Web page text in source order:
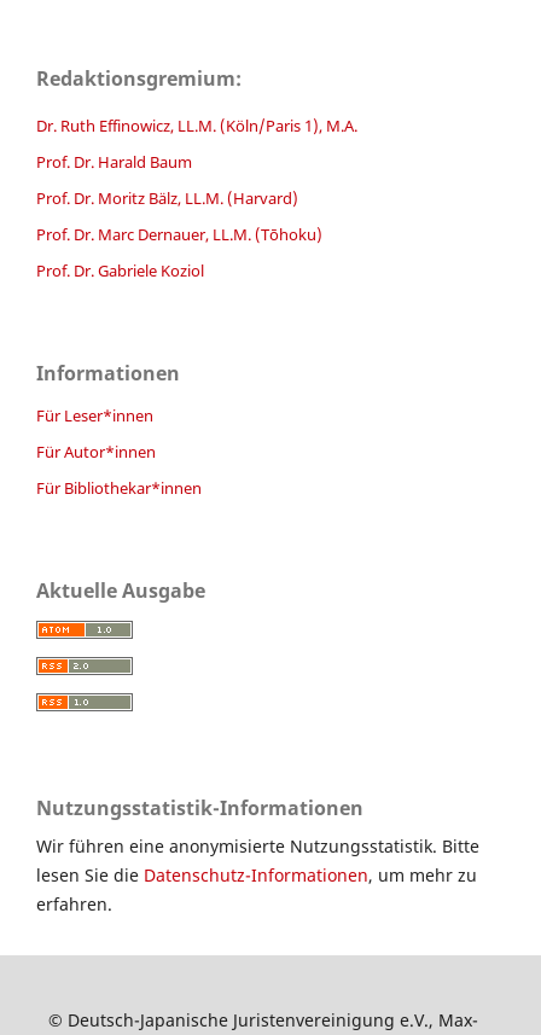
Redaktionsgremium:
Dr. Ruth Effinowicz, LL.M. (Köln/Paris 1), M.A.
Prof. Dr. Harald Baum
Prof. Dr. Moritz Bälz, LL.M. (Harvard)
Prof. Dr. Marc Dernauer, LL.M. (Tōhoku)
Prof. Dr. Gabriele Koziol
Informationen
Für Leser*innen
Für Autor*innen
Für Bibliothekar*innen
Aktuelle Ausgabe
Nutzungsstatistik-Informationen
Wir führen eine anonymisierte Nutzungsstatistik. Bitte
lesen Sie die Datenschutz-Informationen, um mehr zu
erfahren.
© Deutsch-Japanische Juristenvereinigung e.V., Max-